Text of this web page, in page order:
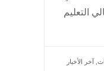
التعليم
,آخر الأخبار